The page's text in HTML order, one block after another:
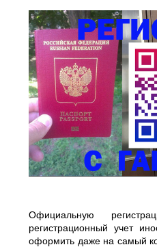
Официальную
регистрационный учет
оформить даже на самый